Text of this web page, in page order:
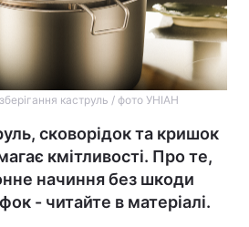
каструль / фото УНІАН
сковорідок та кришок
кмітливості. Про те,
начиння без шкоди
- читайте в матеріалі.